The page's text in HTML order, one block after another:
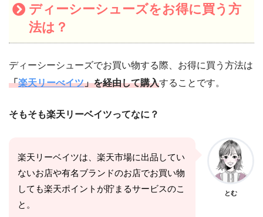
ディーシーシューズをお得に買う方
法は？
ディーシーシューズでお買い物する際、お得に買う方法は
「楽天リーべイツ」を経由して購入することです。
そもそも楽天リーベイツってなに？
楽天リーベイツは、楽天市場に出品してい
ないお店や有名ブランドのお店でお買い物
しても楽天ポイントが貯まるサービスのこ
と。
とむ